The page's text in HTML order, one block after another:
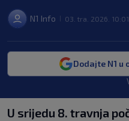
N1 Info 03. tra. 2026. 10:01
Dodajte N1 u
U srijedu 8. travnja